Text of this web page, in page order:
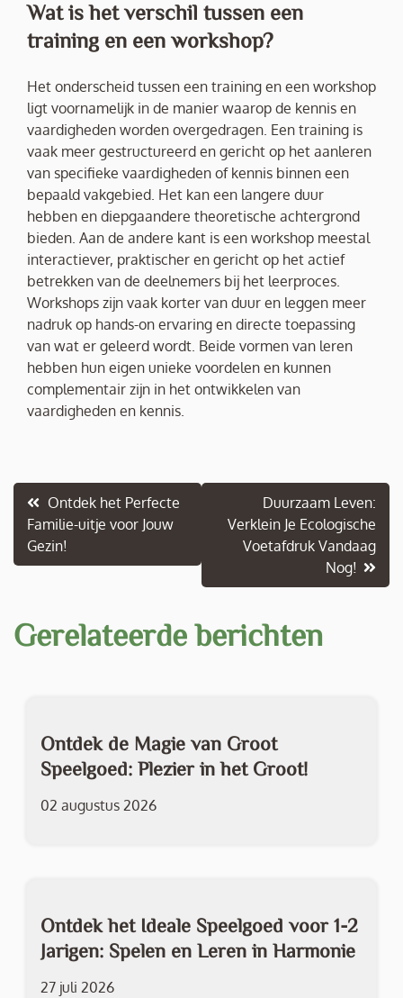
Wat is het verschil tussen een
training en een workshop?
Het onderscheid tussen een training en een workshop
ligt voornamelijk in de manier waarop de kennis en
vaardigheden worden overgedragen. Een training is
vaak meer gestructureerd en gericht op het aanleren
van specifieke vaardigheden of kennis binnen een
bepaald vakgebied. Het kan een langere duur
hebben en diepgaandere theoretische achtergrond
bieden. Aan de andere kant is een workshop meestal
interactiever, praktischer en gericht op het actief
betrekken van de deelnemers bij het leerproces.
Workshops zijn vaak korter van duur en leggen meer
nadruk op hands-on ervaring en directe toepassing
van wat er geleerd wordt. Beide vormen van leren
hebben hun eigen unieke voordelen en kunnen
complementair zijn in het ontwikkelen van
vaardigheden en kennis.
Berichtnavigatie
Ontdek het Perfecte
Familie-uitje voor Jouw
Gezin!
Duurzaam Leven:
Verklein Je Ecologische
Voetafdruk Vandaag
Nog!
Gerelateerde berichten
Ontdek de Magie van Groot
Speelgoed: Plezier in het Groot!
02 augustus 2026
Ontdek het Ideale Speelgoed voor 1-2
Jarigen: Spelen en Leren in Harmonie
27 juli 2026